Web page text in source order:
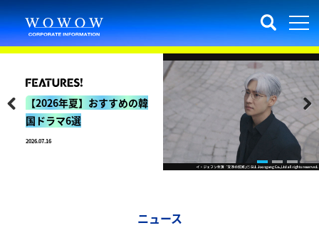
年夏】おすすめの韓
マ6選
Previous Next
ニュース